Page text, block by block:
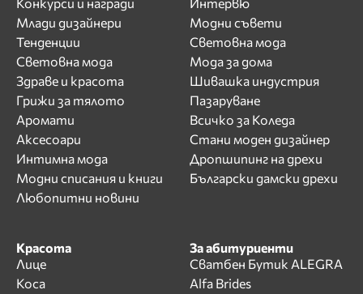
Млади дизайнери
Тенденции
Световна мода
Здраве и красота
Грижи за тялото
Аромати
Аксесоари
Интимна мода
Модни списания и книги
Любопитни новини
Модни съвети
Световна мода
Мода за дома
Шивашка индустрия
Пазаруване
Всичко за Коледа
Стани моден дизайнер
Дропшипинг на дрехи
Български дамски дрехи
Красота
Лице
Коса
За абитуриенти
Сватбен Бутик ALEGRA
Alfa Brides